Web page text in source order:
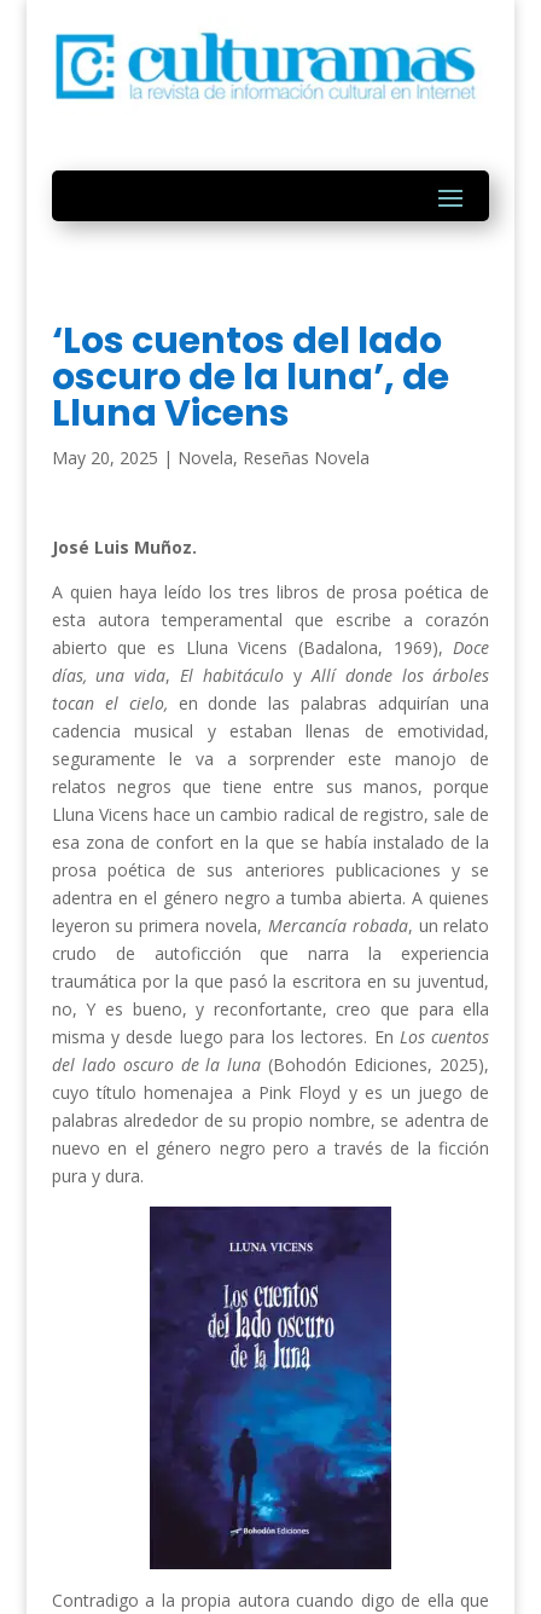
‘Los cuentos del lado
oscuro de la luna’, de
Lluna Vicens
May 20, 2025 | Novela, Reseñas Novela
José Luis Muñoz.
A quien haya leído los tres libros de prosa poética de
esta autora temperamental que escribe a corazón
abierto que es Lluna Vicens (Badalona, 1969),Doce
días, una vida,El habitáculo yAllí donde los árboles
tocan el cielo, en donde las palabras adquirían una
cadencia musical y estaban llenas de emotividad,
seguramente le va a sorprender este manojo de
relatos negros que tiene entre sus manos, porque
Lluna Vicens hace un cambio radical de registro, sale de
esa zona de confort en la que se había instalado de la
prosa poética de sus anteriores publicaciones y se
adentra en el género negro a tumba abierta. A quienes
leyeron su primera novela, Mercancía robada, un relato
crudo de autoficción que narra la experiencia
traumática por la que pasó la escritora en su juventud,
no, Y es bueno, y reconfortante, creo que para ella
misma y desde luego para los lectores. En Los cuentos
del lado oscuro de la luna (Bohodón Ediciones, 2025),
cuyo título homenajea a Pink Floyd y es un juego de
palabras alrededor de su propio nombre, se adentra de
nuevo en el género negro pero a través de la ficción
pura y dura.
Contradigo a la propia autora cuando digo de ella que